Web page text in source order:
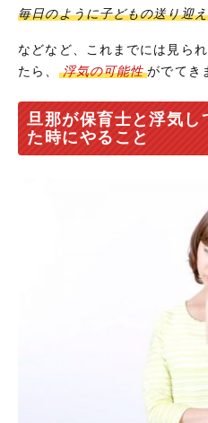
毎日のように子どもの送り迎
などなど、これまでには見ら
たら、
浮気の可能性 がでてき
旦那が保育士と浮気し
た時にやること